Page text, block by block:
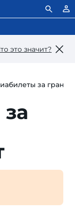
это значит?
за